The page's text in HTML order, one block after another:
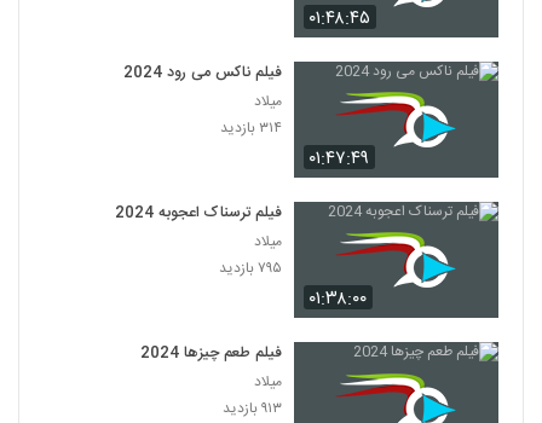
۰۱:۴۸:۴۵
۰۱:۴۷:۴۹
فیلم ناکس می رود 2024
میلاد
۳۱۴ بازدید
۰۱:۳۸:۰۰
فیلم ترسناک اعجوبه 2024
میلاد
۷۹۵ بازدید
فیلم طعم چیزها 2024
میلاد
۹۱۳ بازدید